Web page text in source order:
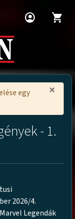
account_circle shopping_cart
×
egy
- 1.
2026/4.
Legendák